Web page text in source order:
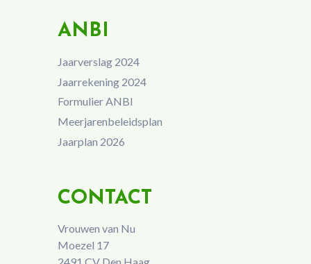
ANBI
Jaarverslag 2024
Jaarrekening 2024
Formulier ANBI
Meerjarenbeleidsplan
Jaarplan 2026
CONTACT
Vrouwen van Nu
Moezel 17